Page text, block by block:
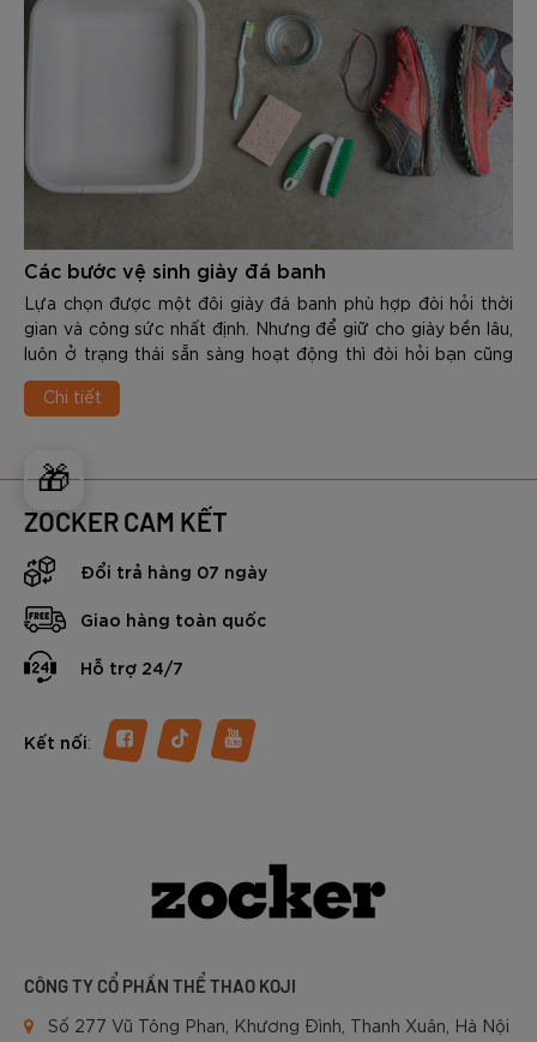
🎁
Các bước vệ sinh giày đá banh
Lựa chọn được một đôi giày đá banh phù hợp đòi hỏi thời
gian và công sức nhất định. Nhưng để giữ cho giày bền lâu,
luôn ở trạng thái sẵn sàng hoạt động thì đòi hỏi bạn cũng
phải có kiến thức nhất định...
Chi tiết
ZOCKER CAM KẾT
Đổi trả hàng 07 ngày
Giao hàng toàn quốc
Hỗ trợ 24/7
Kết nối:
CÔNG TY CỔ PHẦN THỂ THAO KOJI
Số 277 Vũ Tông Phan, Khương Đình, Thanh Xuân, Hà Nội